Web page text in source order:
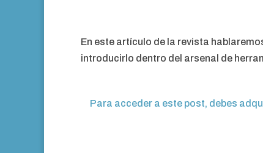
En este artículo de la revista
introducirlo dentro del arsenal de
Para acceder a este post, debes